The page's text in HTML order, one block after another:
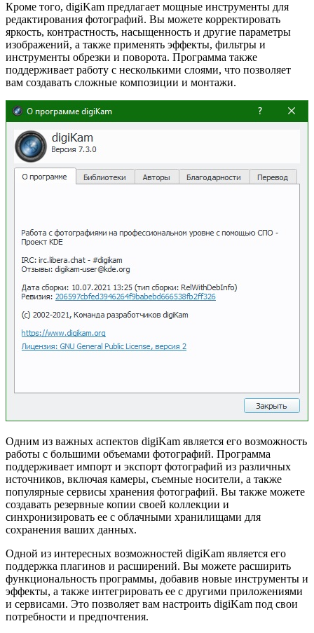
Кроме того, digiKam предлагает мощные инструменты для
редактирования фотографий. Вы можете корректировать
яркость, контрастность, насыщенность и другие параметры
изображений, а также применять эффекты, фильтры и
инструменты обрезки и поворота. Программа также
поддерживает работу с несколькими слоями, что позволяет
вам создавать сложные композиции и монтажи.
Одним из важных аспектов digiKam является его возможность
работы с большими объемами фотографий. Программа
поддерживает импорт и экспорт фотографий из различных
источников, включая камеры, съемные носители, а также
популярные сервисы хранения фотографий. Вы также можете
создавать резервные копии своей коллекции и
синхронизировать ее с облачными хранилищами для
сохранения ваших данных.
Одной из интересных возможностей digiKam является его
поддержка плагинов и расширений. Вы можете расширить
функциональность программы, добавив новые инструменты и
эффекты, а также интегрировать ее с другими приложениями
и сервисами. Это позволяет вам настроить digiKam под свои
потребности и предпочтения.